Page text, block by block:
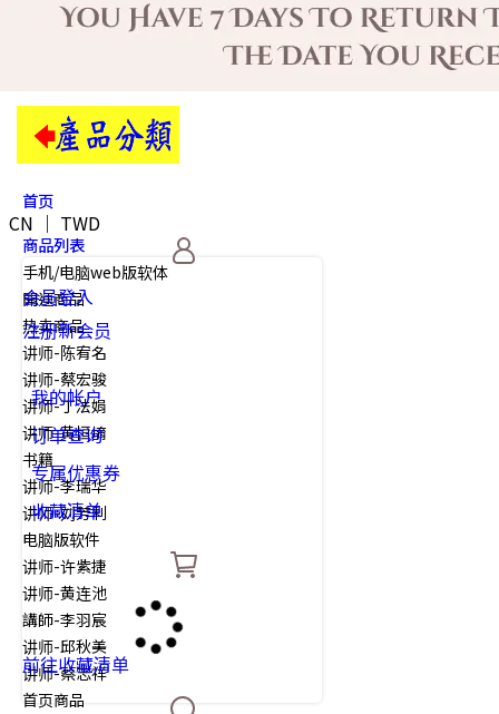
首页
商品列表
手机/电脑web版软体
開運商品
热卖商品
讲师-陈宥名
讲师-蔡宏骏
讲师-丁法娟
讲师-黄恒堉
书籍
讲师-李瑞华
讲师-刘芳利
电脑版软件
讲师-许紫捷
讲师-黄连池
講師-李羽宸
讲师-邱秋美
讲师-蔡志祥
首页商品
CN ｜ TWD
会员登入
注册新会员
我的帐户
订单查询
专属优惠券
收藏清单
前往收藏清单